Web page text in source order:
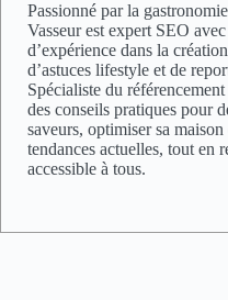
Passionné par la
Vasseur est expert SEO
d’expérience dans la
d’astuces lifestyle et de
Spécialiste du
des conseils pratiques pour
saveurs, optimiser sa
tendances actuelles, tout en
accessible à tous.